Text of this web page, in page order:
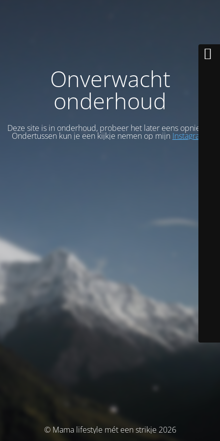
Onverwacht
onderhoud
Deze site is in onderhoud, probeer het later eens opnieuw.
Ondertussen kun je een kijkje nemen op mijn Instagram
© Mama lifestyle mét een strikje 2026